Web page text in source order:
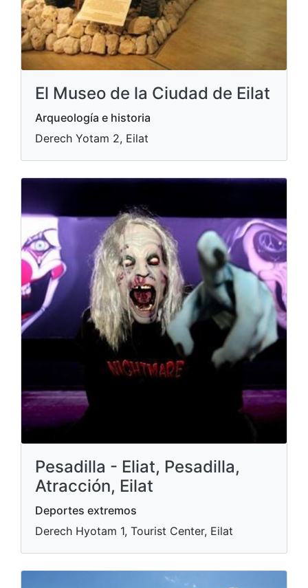
El Museo de la Ciudad de Eilat
Arqueología e historia
Derech Yotam 2, Eilat
Pesadilla - Eliat, Pesadilla,
Atracción, Eilat
Deportes extremos
Derech Hyotam 1, Tourist Center, Eilat